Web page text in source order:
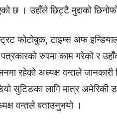
छ । उहाँले छिट्टै मुद्दाको
फोटोबुक, टाइम्स अफ
पत्रकारको रुपमा काम गरेको र
रहेको अध्यक्ष वन्तले जानकारी
सुटिङका लागि मात्र अमेरिकी
वन्तले बताउनुभयो ।